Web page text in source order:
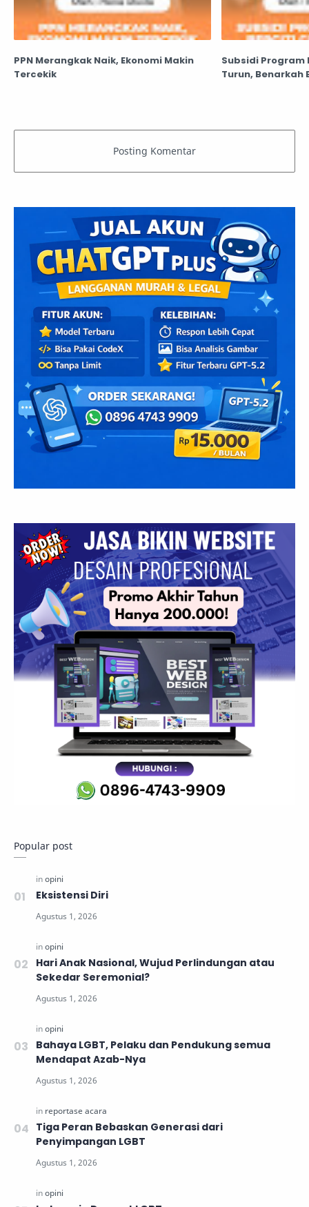
PPN Merangkak Naik, Ekonomi Makin
Tercekik
Subsidi Program
Turun, Benarkah
Popular post
Eksistensi Diri
Hari Anak Nasional, Wujud Perlindungan atau
Sekedar Seremonial?
Bahaya LGBT, Pelaku dan Pendukung semua
Mendapat Azab-Nya
Tiga Peran Bebaskan Generasi dari
Penyimpangan LGBT